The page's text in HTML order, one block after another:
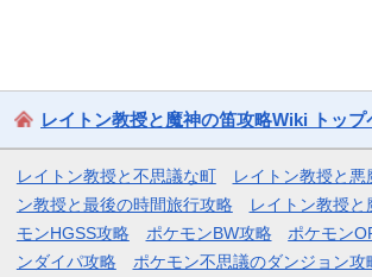
レイトン教授と魔神の笛攻略Wiki トップ
レイトン教授と不思議な町 レイトン教授と悪
ン教授と最後の時間旅行攻略
レイトン教授と
モンHGSS攻略
ポケモンBW攻略 ポケモン
ンダイパ攻略
ポケモン不思議のダンジョン攻